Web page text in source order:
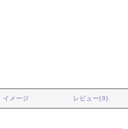
イメージ レビュー(0)